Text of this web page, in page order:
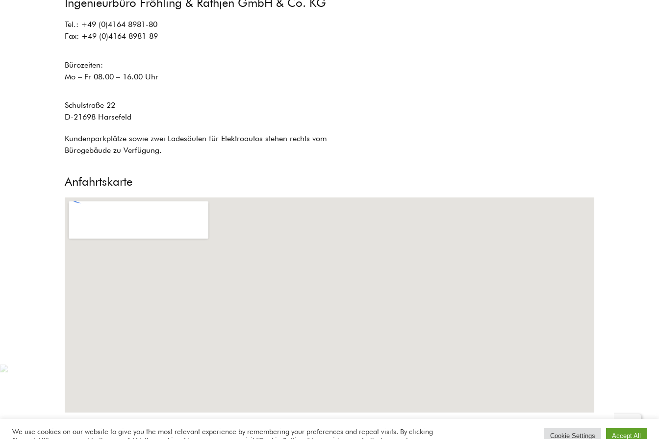
Tel.: +49 (0)4164 8981-80
Fax: +49 (0)4164 8981-89
Bürozeiten:
Mo – Fr 08.00 – 16.00 Uhr
Schulstraße 22
D-21698 Harsefeld
Kundenparkplätze sowie zwei Ladesäulen für Elektroautos stehen rechts vom
Bürogebäude zu Verfügung.
Anfahrtskarte
We use cookies on our website to give you the most relevant experience by remembering your preferences and repeat visits. By clicking
Cookie Settings Accept All